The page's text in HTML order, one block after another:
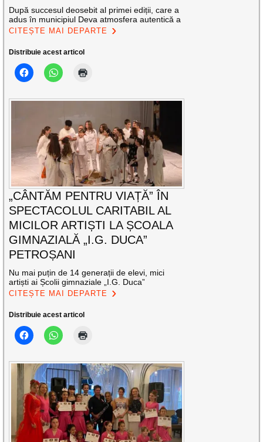
După succesul deosebit al primei ediții, care a
adus în municipiul Deva atmosfera autentică a
CITEȘTE MAI DEPARTE
Distribuie acest articol
„CÂNTĂM PENTRU VIAȚĂ” ÎN
SPECTACOLUL CARITABIL AL
MICILOR ARTIȘTI LA ȘCOALA
GIMNAZIALĂ „I.G. DUCA”
PETROȘANI
Nu mai puțin de 14 generații de elevi, mici
artiști ai Școlii gimnaziale „I.G. Duca”
CITEȘTE MAI DEPARTE
Distribuie acest articol